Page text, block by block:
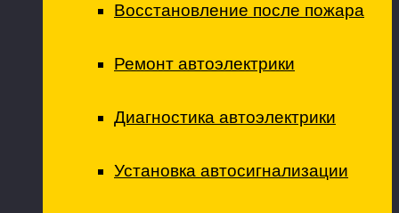
Восстановление после пожара
Ремонт автоэлектрики
Диагностика автоэлектрики
Установка автосигнализации